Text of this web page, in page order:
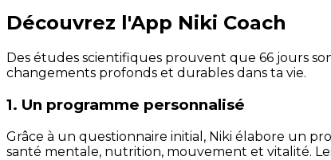
Découvrez l'App Niki Coach
Des études scientifiques prouvent que 66 jours
changements profonds et durables dans ta vie.
1. Un programme personnalisé
Grâce à un questionnaire initial, Niki élabore un
santé mentale, nutrition, mouvement et vitalité.